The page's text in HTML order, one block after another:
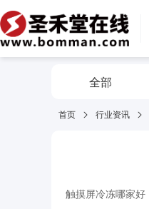
全部
首页 行业资讯
触摸屏冷冻哪家好